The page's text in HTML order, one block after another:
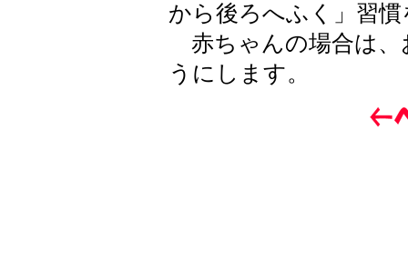
から後ろへふく」習
赤ちゃんの場合は、
うにします。